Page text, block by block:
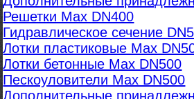
Решетки Max DN400
Гидравлическое сечение
Лотки пластиковые Max
Лотки бетонные Max DN500
Пескоуловители Max DN500
Дополнительные